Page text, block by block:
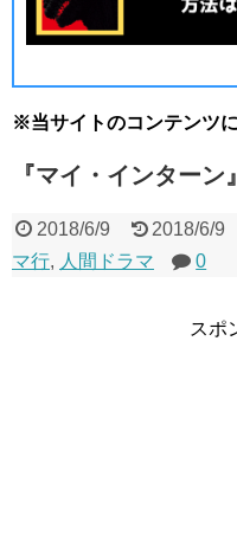
※当サイトのコンテンツ
『マイ・インター
2018/6/9 2018/6/9
マ行, 人間ドラマ 0
スポ